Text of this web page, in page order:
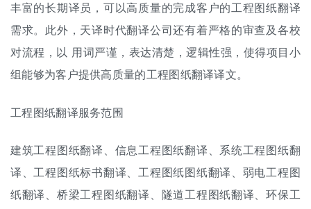
丰富的长期译员，可以高质量的完成客户的工程图纸翻译
需求。此外，天译时代翻译公司还有着严格的审查及各校
对流程，以 用词严谨，表达清楚，逻辑性强，使得项目小
组能够为客户提供高质量的工程图纸翻译译文。
工程图纸翻译服务范围
建筑工程图纸翻译、信息工程图纸翻译、系统工程图纸翻
译、工程图纸标书翻译、工程图纸图纸翻译、弱电工程图
纸翻译、桥梁工程图纸翻译、隧道工程图纸翻译、环保工